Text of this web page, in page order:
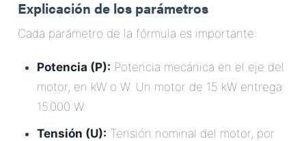
Explicación de los parámetros
Cada parámetro de la fórmula es importante:
Potencia (P): Potencia mecánica en el eje del
motor, en kW o W. Un motor de 15 kW entrega
15.000 W.
Tensión (U): Tensión nominal del motor, por